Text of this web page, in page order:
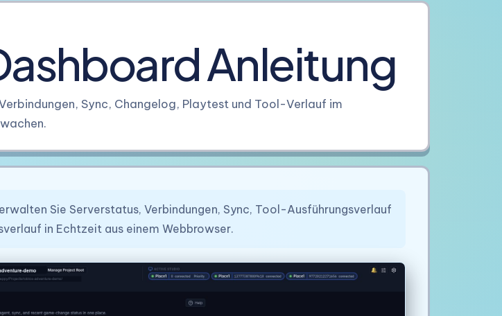
Anleitung
Sync, Changelog, Playtest und Tool-Verlauf im
Sie Serverstatus, Verbindungen, Sync, Tool-Ausführungsverlauf
in Echtzeit aus einem Webbrowser.